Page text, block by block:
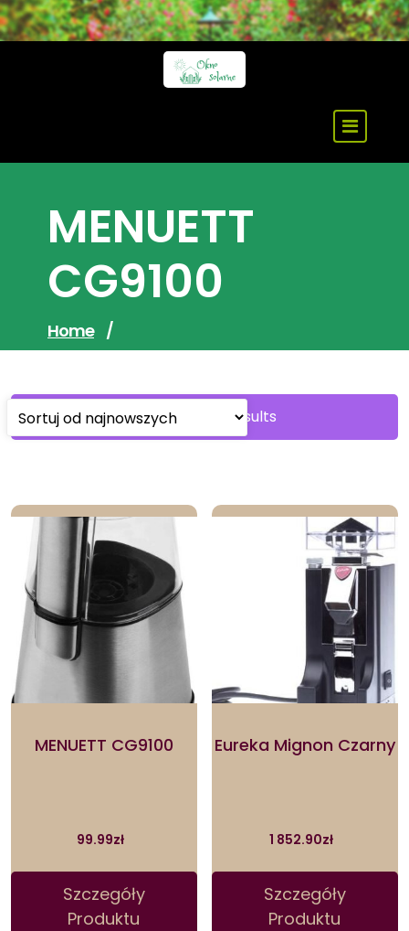
Skip
to
MENUETT
CG9100
Home /
Showing all 2 resultsSorted
by
MENUETT CG9100
99.99zł
Szczegóły
Produktu
Eureka Mignon Czarny
1 852.90zł
Szczegóły
Produktu